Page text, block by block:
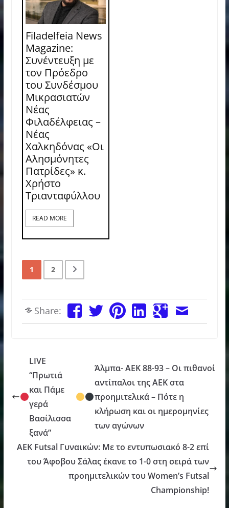
Filadelfeia News
Magazine:
Συνέντευξη με
τον Πρόεδρο
του Συνδέσμου
Μικρασιατών
Νέας
Φιλαδέλφειας –
Νέας
Χαλκηδόνας «Οι
Αλησμόνητες
Πατρίδες» κ.
Χρήστο
Τριανταφύλλου
READ MORE
1 2
Share:
LIVE
“Πρωτιά
και Πάμε
γερά
Βασίλισσα
ξανά”
Άλμπα- AEK 88-93 – Οι πιθανοί
αντίπαλοι της ΑΕΚ στα
προημιτελικά – Πότε η
κλήρωση και οι ημερομηνίες
των αγώνων
ΑΕΚ Futsal Γυναικών: Με το εντυπωσιακό 8-2 επί
του Άφοβου Σάλας έκανε το 1-0 στη σειρά των
προημιτελικών του Women’s Futsal
Championship!